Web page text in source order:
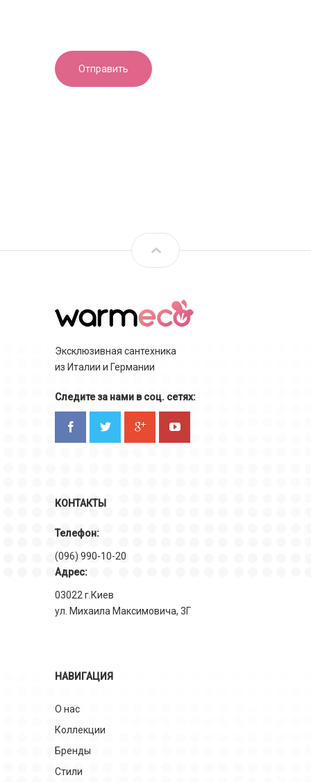
Эксклюзивная сантехника
из Италии и Германии
Следите за нами в соц. сетях:
КОНТАКТЫ
Телефон:
(096) 990-10-20
Адрес:
03022 г.Киев
ул. Михаила Максимовича, 3Г
НАВИГАЦИЯ
О нас
Коллекции
Бренды
Стили